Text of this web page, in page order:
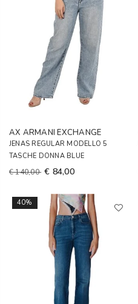
AX ARMANI EXCHANGE
JENAS REGULAR MODELLO 5
TASCHE DONNA BLUE
€ 140,00 € 84,00
40%